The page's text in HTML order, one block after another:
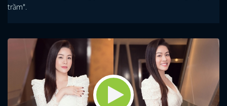
trầm".